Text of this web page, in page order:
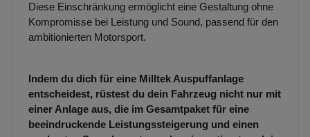
Diese Einschränkung ermöglicht eine Gestaltung ohne
Kompromisse bei Leistung und Sound, passend für den
ambitionierten Motorsport.
Indem du dich für eine Milltek Auspuffanlage
entscheidest, rüstest du dein Fahrzeug nicht nur mit
einer Anlage aus, die im Gesamtpaket für eine
beeindruckende Leistungssteigerung und einen